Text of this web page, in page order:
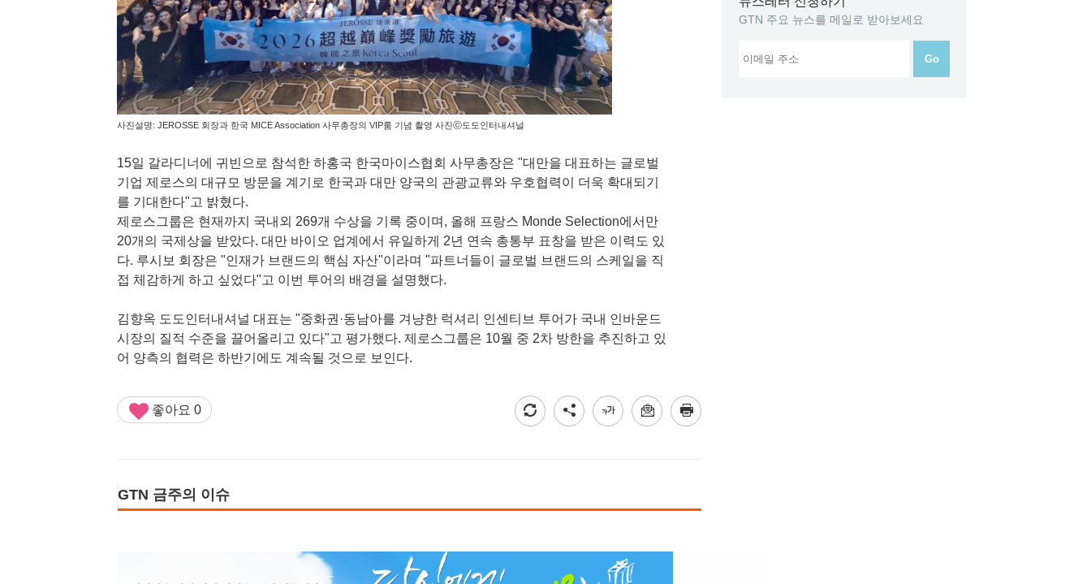
사진설명: JEROSSE 회장과 한국 MICE Association 사무총장의 VIP룸 기념 촬영 사진ⓒ도도인터내셔널
15일 갈라디너에 귀빈으로 참석한 하홍국 한국마이스협회 사무총장은 "대만을 대표하는 글로벌
기업 제로스의 대규모 방문을 계기로 한국과 대만 양국의 관광교류와 우호협력이 더욱 확대되기
를 기대한다"고 밝혔다.
제로스그룹은 현재까지 국내외 269개 수상을 기록 중이며, 올해 프랑스 Monde Selection에서만
20개의 국제상을 받았다. 대만 바이오 업계에서 유일하게 2년 연속 총통부 표창을 받은 이력도 있
다. 루시보 회장은 "인재가 브랜드의 핵심 자산"이라며 "파트너들이 글로벌 브랜드의 스케일을 직
접 체감하게 하고 싶었다"고 이번 투어의 배경을 설명했다.
김향옥 도도인터내셔널 대표는 "중화권·동남아를 겨냥한 럭셔리 인센티브 투어가 국내 인바운드
시장의 질적 수준을 끌어올리고 있다"고 평가했다. 제로스그룹은 10월 중 2차 방한을 추진하고 있
어 양측의 협력은 하반기에도 계속될 것으로 보인다.
좋아요 0
GTN 금주의 이슈
GTN 주요 뉴스를 메일로 받아보세요
Go